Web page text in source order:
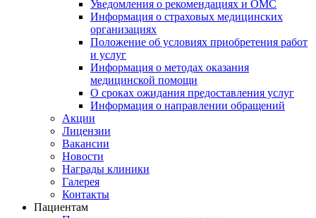
Уведомления о рекомендациях и ОМС
Информация о страховых медицинских
организациях
Положение об условиях приобретения работ
и услуг
Информация о методах оказания
медицинской помощи
О сроках ожидания предоставления услуг
Информация о направлении обращений
Акции
Лицензии
Вакансии
Новости
Награды клиники
Галерея
Контакты
Пациентам